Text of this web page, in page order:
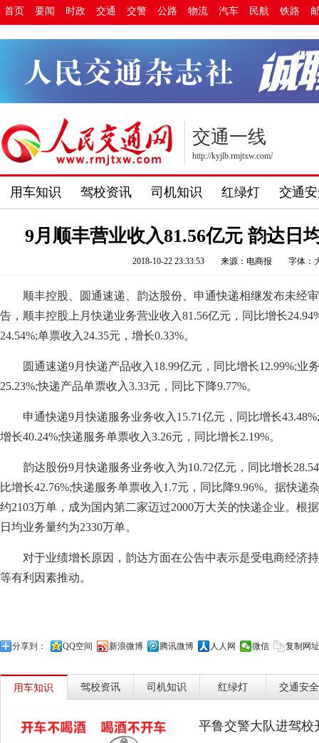
首页 要闻 时政 交通 交警 公路 物流 汽车 民航 铁路
交通一线
http://kyjlb.rmjtxw.com/
用车知识 驾校资讯 司机知识 红绿灯 交通
9月顺丰营业收入81.56亿元 韵达日
2018-10-22 23:33:53 来源：电商报 字体：
顺丰控股、圆通速递、韵达股份、申通快递相继发布未经
告，顺丰控股上月快递业务营业收入81.56亿元，同比增长
24.54%;单票收入24.35元，增长0.33%。
圆通速递9月快递产品收入18.99亿元，同比增长12.99%;业
25.23%;快递产品单票收入3.33元，同比下降9.77%。
申通快递9月快递服务业务收入15.71亿元，同比增长
增长40.24%;快递服务单票收入3.26元，同比增长2.19%。
韵达股份9月快递服务业务收入为10.72亿元，同比增长
比增长42.76%;快递服务单票收入1.7元，同比降9.96%。据快递
约2103万单，成为国内第二家迈过2000万大关的快递企业。根
日均业务量约为2330万单。
对于业绩增长原因，韵达方面在公告中表示是受电商经济
等有利因素推动。
分享到： QQ空间 新浪微博 腾讯微博 人人网 微信 复制网址
用车知识 驾校资讯 司机知识 红绿灯 交通安全
平鲁交警大队进驾